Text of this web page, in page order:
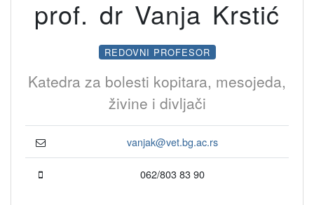
prof. dr Vanja Krstić
REDOVNI PROFESOR
Katedra za bolesti kopitara, mesojeda,
živine i divljači
vanjak@vet.bg.ac.rs
062/803 83 90